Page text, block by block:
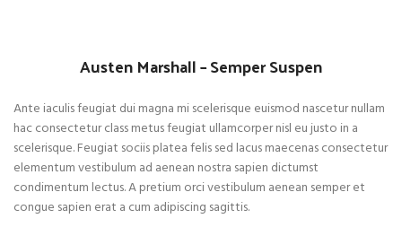
Austen Marshall – Semper Suspen
Ante iaculis feugiat dui magna mi scelerisque euismod nascetur nullam
hac consectetur class metus feugiat ullamcorper nisl eu justo in a
scelerisque. Feugiat sociis platea felis sed lacus maecenas consectetur
elementum vestibulum ad aenean nostra sapien dictumst
condimentum lectus. A pretium orci vestibulum aenean semper et
congue sapien erat a cum adipiscing sagittis.